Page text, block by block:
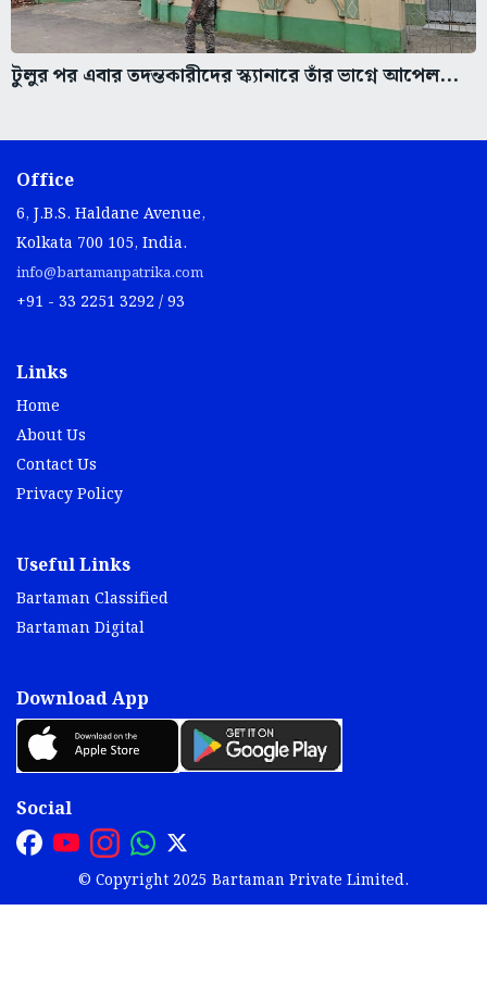
টুলুর পর এবার তদন্তকারীদের স্ক্যানারে তাঁর ভাগ্নে আপেল...
Office
6, J.B.S. Haldane Avenue,
Kolkata 700 105, India.
info@bartamanpatrika.com
+91 - 33 2251 3292 / 93
Links
Home
About Us
Contact Us
Privacy Policy
Useful Links
Bartaman Classified
Bartaman Digital
Download App
Social
© Copyright 2025 Bartaman Private Limited.